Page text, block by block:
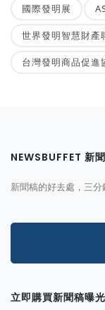
國際發明展
世界發明智慧財產
台灣發明商品促進
NEWSBUFFET 新
新聞稿的好去處，三分
立即購買新聞稿曝光